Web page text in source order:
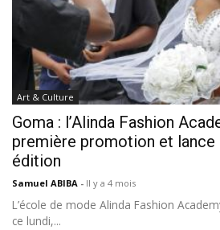
Art & Culture
Goma : l’Alinda Fashion
première promotion et lance
édition
Samuel ABIBA - Il y a 4 mois
L’école de mode Alinda Fashion
ce lundi,...